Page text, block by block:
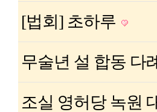
[법회] 초하루
무술년 설 합동 다
조실 영허당 녹원